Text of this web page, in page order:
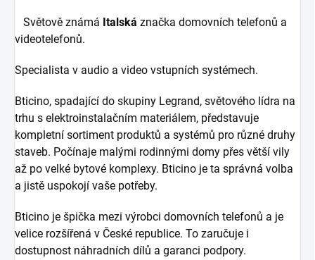
Světově známá Italská značka domovních telefonů a
videotelefonů.
Specialista v audio a video vstupních systémech.
Bticino, spadající do skupiny Legrand, světového lídra na
trhu s elektroinstalačním materiálem, představuje
kompletní sortiment produktů a systémů pro různé druhy
staveb. Počínaje malými rodinnými domy přes větší vily
až po velké bytové komplexy. Bticino je ta správná volba
a jistě uspokojí vaše potřeby.
Bticino je špička mezi výrobci domovních telefonů a je
velice rozšířená v České republice. To zaručuje i
dostupnost náhradních dílů a garanci podpory.